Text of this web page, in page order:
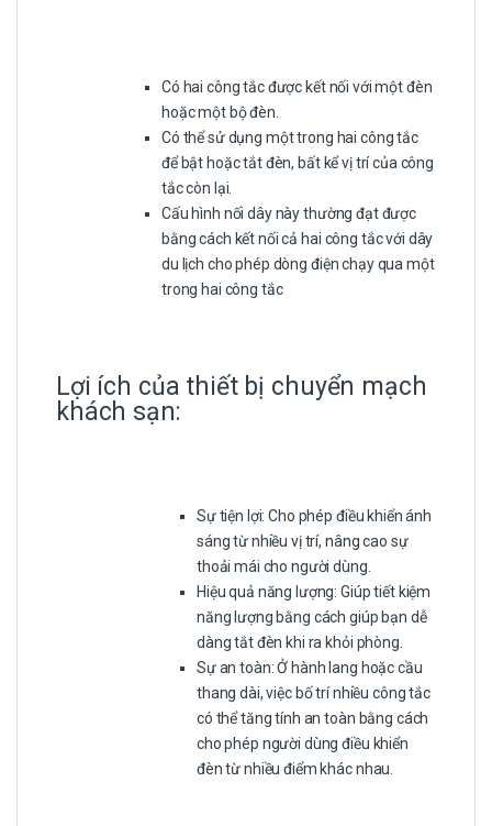
Có hai công tắc được kết nối với một đèn
hoặc một bộ đèn.
Có thể sử dụng một trong hai công tắc
để bật hoặc tắt đèn, bất kể vị trí của công
tắc còn lại.
Cấu hình nối dây này thường đạt được
bằng cách kết nối cả hai công tắc với dây
du lịch cho phép dòng điện chạy qua một
trong hai công tắc
Lợi ích của thiết bị chuyển mạch
khách sạn:
Sự tiện lợi: Cho phép điều khiển ánh
sáng từ nhiều vị trí, nâng cao sự
thoải mái cho người dùng.
Hiệu quả năng lượng: Giúp tiết kiệm
năng lượng bằng cách giúp bạn dễ
dàng tắt đèn khi ra khỏi phòng.
Sự an toàn: Ở hành lang hoặc cầu
thang dài, việc bố trí nhiều công tắc
có thể tăng tính an toàn bằng cách
cho phép người dùng điều khiển
đèn từ nhiều điểm khác nhau.